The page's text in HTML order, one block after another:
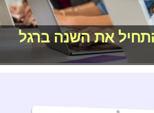
את השנה ברגל